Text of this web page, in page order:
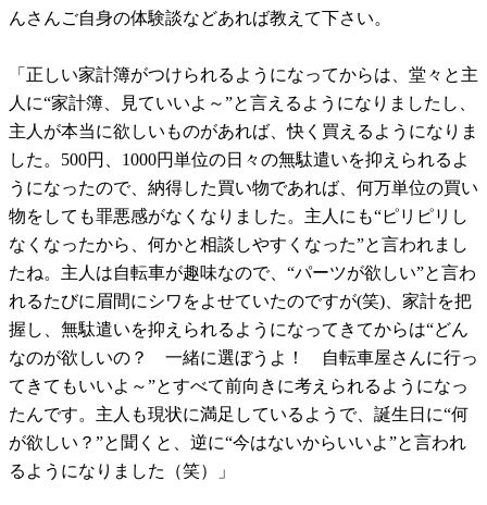
んさんご自身の体験談などあれば教えて下さい。
「正しい家計簿がつけられるようになってからは、堂々と主
人に“家計簿、見ていいよ～”と言えるようになりましたし、
主人が本当に欲しいものがあれば、快く買えるようになりま
した。500円、1000円単位の日々の無駄遣いを抑えられるよ
うになったので、納得した買い物であれば、何万単位の買い
物をしても罪悪感がなくなりました。主人にも“ピリピリし
なくなったから、何かと相談しやすくなった”と言われまし
たね。主人は自転車が趣味なので、“パーツが欲しい”と言わ
れるたびに眉間にシワをよせていたのですが(笑)、家計を把
握し、無駄遣いを抑えられるようになってきてからは“どん
なのが欲しいの？ 一緒に選ぼうよ！ 自転車屋さんに行っ
てきてもいいよ～”とすべて前向きに考えられるようになっ
たんです。主人も現状に満足しているようで、誕生日に“何
が欲しい？”と聞くと、逆に“今はないからいいよ”と言われ
るようになりました（笑）」